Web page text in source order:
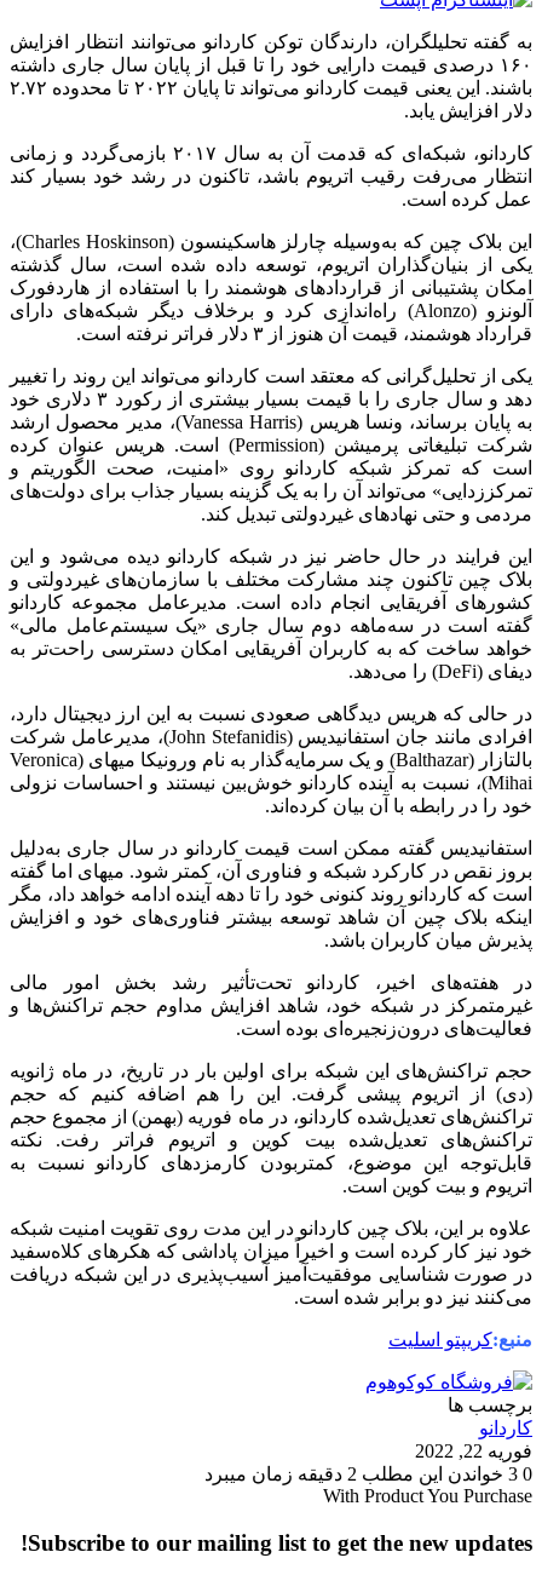
به گفته تحلیلگران، دارندگان توکن کاردانو می‌توانند انتظار افزایش
۱۶۰ درصدی قیمت دارایی خود را تا قبل از پایان سال جاری داشته
باشند. این یعنی قیمت کاردانو می‌تواند تا پایان ۲۰۲۲ تا محدوده ۲.۷۲
دلار افزایش یابد.
کاردانو، شبکه‌ای که قدمت آن به سال ۲۰۱۷ بازمی‌گردد و زمانی
انتظار می‌رفت رقیب اتریوم باشد، تاکنون در رشد خود بسیار کند
عمل کرده است.
این بلاک چین که به‌وسیله چارلز هاسکینسون (Charles Hoskinson)،
یکی از بنیان‌گذاران اتریوم، توسعه داده شده است، سال گذشته
امکان پشتیبانی از قراردادهای هوشمند را با استفاده از هاردفورک
آلونزو (Alonzo) راه‌اندازی کرد و برخلاف دیگر شبکه‌های دارای
قرارداد هوشمند، قیمت آن هنوز از ۳ دلار فراتر نرفته است.
یکی از تحلیل‌گرانی که معتقد است کاردانو می‌تواند این روند را تغییر
دهد و سال جاری را با قیمت بسیار بیشتری از رکورد ۳ دلاری خود
به پایان برساند، ونسا هریس (Vanessa Harris)، مدیر محصول ارشد
شرکت تبلیغاتی پرمیشن (Permission) است. هریس عنوان کرده
است که تمرکز شبکه کاردانو روی «امنیت، صحت الگوریتم و
تمرکززدایی» می‌تواند آن را به یک گزینه بسیار جذاب برای دولت‌های
مردمی و حتی نهادهای غیردولتی تبدیل کند.
این فرایند در حال حاضر نیز در شبکه کاردانو دیده می‌شود و این
بلاک چین تاکنون چند مشارکت مختلف با سازمان‌های غیردولتی و
کشورهای آفریقایی انجام داده است. مدیرعامل مجموعه کاردانو
گفته است در سه‌ماهه دوم سال جاری «یک سیستم‌عامل مالی»
خواهد ساخت که به کاربران آفریقایی‌ امکان دسترسی راحت‌تر به
دیفای (DeFi) را می‌دهد.
در حالی که هریس دیدگاهی صعودی نسبت به این ارز دیجیتال دارد،
افرادی مانند جان استفانیدیس (John Stefanidis)، مدیرعامل شرکت
بالتازار (Balthazar) و یک سرمایه‌گذار به نام ورونیکا میهای (Veronica
Mihai)، نسبت به آینده کاردانو خوش‌بین نیستند و احساسات نزولی
خود را در رابطه با آن بیان کرده‌اند.
استفانیدیس گفته ممکن است قیمت کاردانو در سال جاری به‌دلیل
بروز نقص در کارکرد شبکه و فناوری آن، کمتر شود. میهای اما گفته
است که کاردانو روند کنونی خود را تا دهه آینده ادامه خواهد داد، مگر
اینکه بلاک چین آن شاهد توسعه بیشتر فناوری‌های خود و افزایش
پذیرش میان کاربران باشد.
در هفته‌های اخیر، کاردانو تحت‌تأثیر رشد بخش امور مالی
غیرمتمرکز در شبکه خود، شاهد افزایش مداوم حجم تراکنش‌ها و
فعالیت‌های درون‌زنجیره‌ای بوده است.
حجم تراکنش‌های این شبکه برای اولین بار در تاریخ، در ماه ژانویه
(دی) از اتریوم پیشی گرفت. این را هم اضافه کنیم که حجم
تراکنش‌های تعدیل‌شده کاردانو، در ماه فوریه (بهمن) از مجموع حجم
تراکنش‌های تعدیل‌شده بیت کوین و اتریوم فراتر رفت. نکته
قابل‌توجه این موضوع، کمتربودن کارمزدهای کاردانو نسبت به
اتریوم و بیت کوین است.
علاوه بر این، بلاک چین کاردانو در این مدت روی تقویت امنیت شبکه
خود نیز کار کرده است و اخیراً میزان پاداشی که هکرهای کلاه‌سفید
در صورت شناسایی موفقیت‌آمیز آسیب‌پذیری در این شبکه دریافت
می‌کنند نیز دو برابر شده است.
منبع:کریپتو اسلیت
برچسب ها
کاردانو
فوریه 22, 2022
0
خواندن این مطلب 2 دقیقه زمان میبرد
With Product You Purchase
Subscribe to our mailing list to get the new updates!